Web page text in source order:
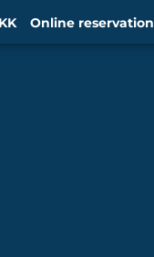
Online reservation